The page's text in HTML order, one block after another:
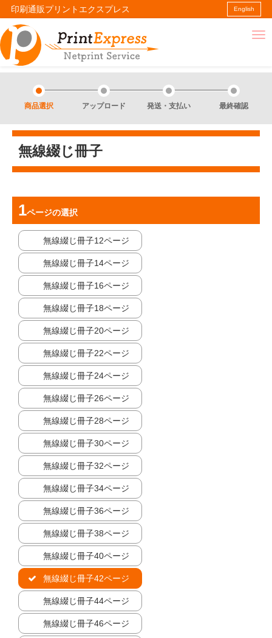
印刷通販プリントエクスプレス English
商品選択 アップロード 発送・支払い 最終確認
無線綴じ冊子
ページの選択
無線綴じ冊子12ページ
無線綴じ冊子14ページ
無線綴じ冊子16ページ
無線綴じ冊子18ページ
無線綴じ冊子20ページ
無線綴じ冊子22ページ
無線綴じ冊子24ページ
無線綴じ冊子26ページ
無線綴じ冊子28ページ
無線綴じ冊子30ページ
無線綴じ冊子32ページ
無線綴じ冊子34ページ
無線綴じ冊子36ページ
無線綴じ冊子38ページ
無線綴じ冊子40ページ
無線綴じ冊子42ページ
無線綴じ冊子44ページ
無線綴じ冊子46ページ